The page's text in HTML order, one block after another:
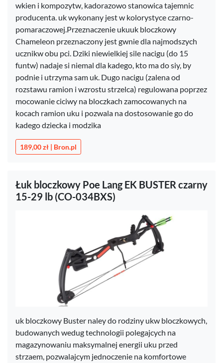
wkien i kompozytw, kadorazowo stanowica tajemnic
producenta. uk wykonany jest w kolorystyce czarno-
pomaraczowej.Przeznaczenie ukuuk bloczkowy
Chameleon przeznaczony jest gwnie dla najmodszych
ucznikw obu pci. Dziki niewielkiej sile nacigu (do 15
funtw) nadaje si niemal dla kadego, kto ma do siy, by
podnie i utrzyma sam uk. Dugo nacigu (zalena od
rozstawu ramion i wzrostu strzelca) regulowana poprzez
mocowanie ciciwy na bloczkach zamocowanych na
kocach ramion uku i pozwala na dostosowanie go do
kadego dziecka i modzika
189,00 zł | Bron.pl
Łuk bloczkowy Poe Lang EK BUSTER czarny
15-29 lb (CO-034BXS)
uk bloczkowy Buster naley do rodziny ukw bloczkowych,
budowanych wedug technologii polegajcych na
magazynowaniu maksymalnej energii uku przed
strzaem, pozwalajcym jednoczenie na komfortowe